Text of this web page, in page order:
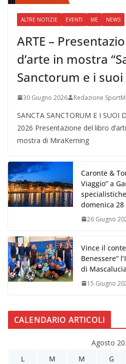
ALTRE NOTIZIE EVENTI ME NEWS
ARTE –
d’arte in mostra
Sanctorum e i suoi
30 Giugno 2026 Redazione
SANCTA SANCTORUM E I SUOI
2026 Presentazione del libro
mostra di MiraKerning
Caronte &
Viaggio” a
domenica 28
26 Giugno
Vince il
Benessere”
di Mascalucia
15 Giugno
CALENDARIO ARTICOLI
Agosto
L
M M G